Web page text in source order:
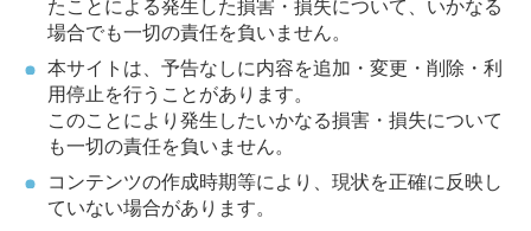
たことによる発生した損害・損失について、いかなる
場合でも一切の責任を負いません。
本サイトは、予告なしに内容を追加・変更・削除・利
用停止を行うことがあります。
このことにより発生したいかなる損害・損失について
も一切の責任を負いません。
コンテンツの作成時期等により、現状を正確に反映し
ていない場合があります。